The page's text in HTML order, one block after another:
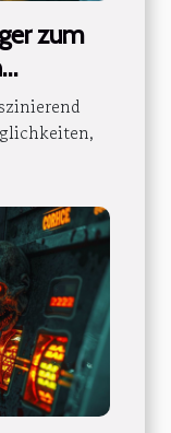
zum